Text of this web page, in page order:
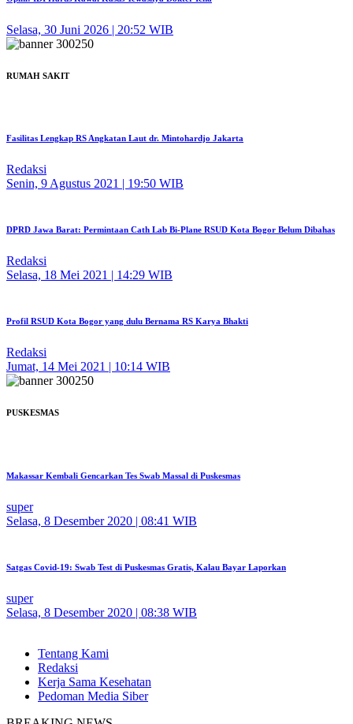
Selasa, 30 Juni 2026 | 20:52 WIB
RUMAH SAKIT
Fasilitas Lengkap RS Angkatan Laut dr. Mintohardjo Jakarta
Redaksi
Senin, 9 Agustus 2021 | 19:50 WIB
DPRD Jawa Barat: Permintaan Cath Lab Bi-Plane RSUD Kota Bogor Belum Dibahas
Redaksi
Selasa, 18 Mei 2021 | 14:29 WIB
Profil RSUD Kota Bogor yang dulu Bernama RS Karya Bhakti
Redaksi
Jumat, 14 Mei 2021 | 10:14 WIB
PUSKESMAS
Makassar Kembali Gencarkan Tes Swab Massal di Puskesmas
super
Selasa, 8 Desember 2020 | 08:41 WIB
Satgas Covid-19: Swab Test di Puskesmas Gratis, Kalau Bayar Laporkan
super
Selasa, 8 Desember 2020 | 08:38 WIB
Tentang Kami
Redaksi
Kerja Sama Kesehatan
Pedoman Media Siber